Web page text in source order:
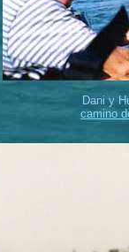
Dani y
camino